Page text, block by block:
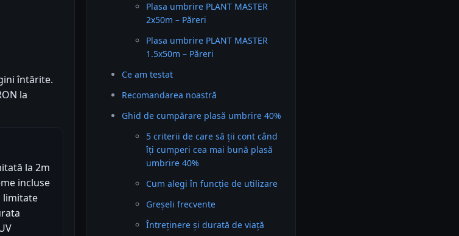
întărite.
la
la 2m
incluse
Plasa umbrire PLANT MASTER
2x50m – Păreri
Plasa umbrire PLANT MASTER
1.5x50m – Păreri
Ce am testat
Recomandarea noastră
Ghid de cumpărare plasă umbrire 40%
5 criterii de care să ții cont când
îți cumperi cea mai bună plasă
umbrire 40%
Cum alegi în funcție de utilizare
Greșeli frecvente
Întreținere și durată de viață